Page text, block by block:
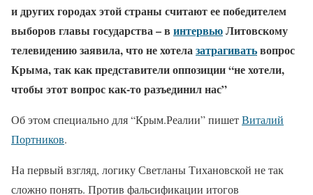
и других городах этой страны считают ее победителем
выборов главы государства – в интервьюЛитовскому
телевидению заявила, что не хотелазатрагиватьвопрос
Крыма, так как представители оппозиции “не хотели,
чтобы этот вопрос как-то разъединил нас”
Об этом специально для “Крым.Реалии” пишетВиталий
Портников.
На первый взгляд, логику Светланы Тихановской не так
сложно понять. Против фальсификации итогов